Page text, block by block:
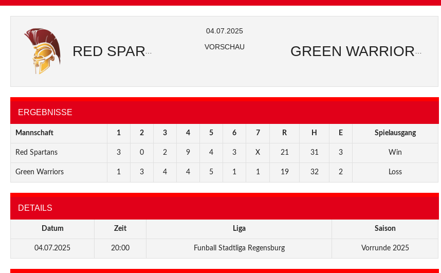
RED SPARTANS
04.07.2025
VORSCHAU
ERGEBNISSE
Mannschaft 1 2 3 4 5 6 7 R H E Spielausgang
Red Spartans 3 0 2 9 4 3 X 21 31 3 Win
Green Warriors 1 3 4 4 5 1 1 19 32 2 Loss
DETAILS
Datum Zeit Liga Saison
04.07.2025 20:00 Funball Stadtliga Regensburg Vorrunde 2025